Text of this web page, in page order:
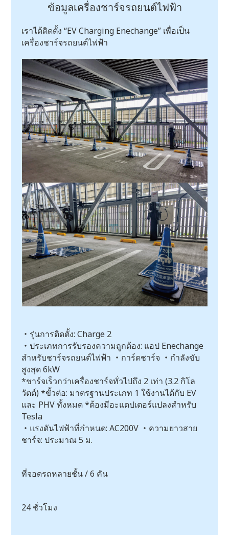
ข้อมูลเครื่องชาร์จรถยนต์ไฟฟ้า
เราได้ติดตั้ง “EV Charging Enechange” เพื่อเป็น
เครื่องชาร์จรถยนต์ไฟฟ้า
・รุ่นการติดตั้ง: Charge 2
・ประเภทการรับรองความถูกต้อง: แอป Enechange
สำหรับชาร์จรถยนต์ไฟฟ้า ・การ์ดชาร์จ ・กำลังขับ
สูงสุด 6kW
*ชาร์จเร็วกว่าเครื่องชาร์จทั่วไปถึง 2 เท่า (3.2 กิโล
วัตต์) *ขั้วต่อ: มาตรฐานประเภท 1 ใช้งานได้กับ EV
และ PHV ทั้งหมด *ต้องมีอะแดปเตอร์แปลงสำหรับ
Tesla
・แรงดันไฟฟ้าที่กำหนด: AC200V ・ความยาวสาย
ชาร์จ: ประมาณ 5 ม.
ที่จอดรถหลายชั้น / 6 คัน
24 ชั่วโมง